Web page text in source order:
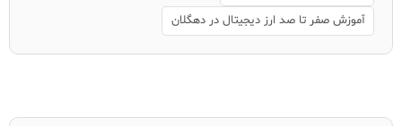
آموزش صفر تا صد ارز دیجیتال در دهگلان